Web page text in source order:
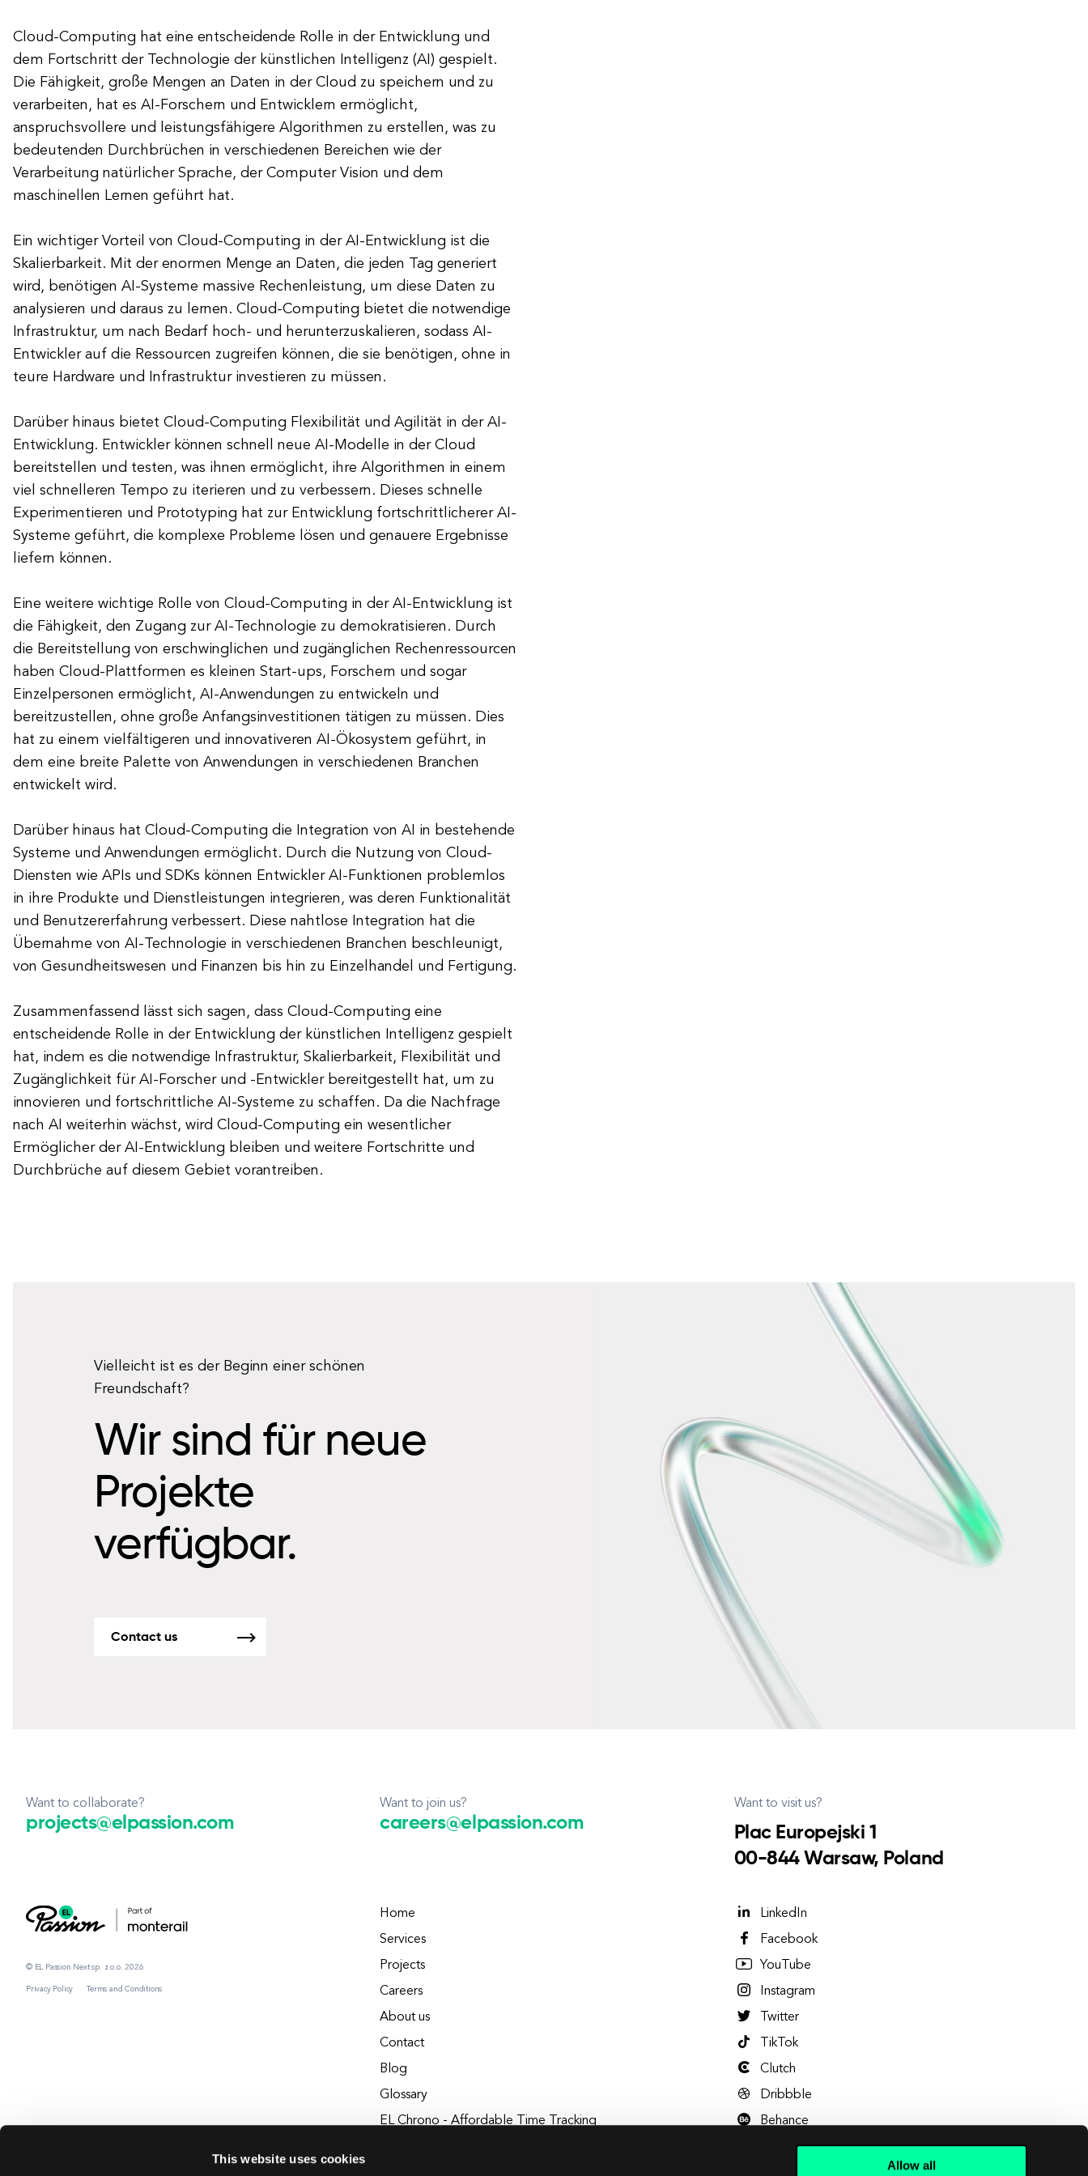
This website uses cookies Allow all
Cloud-Computing hat eine entscheidende Rolle in der Entwicklung und
dem Fortschritt der Technologie der künstlichen Intelligenz (AI) gespielt.
Die Fähigkeit, große Mengen an Daten in der Cloud zu speichern und zu
verarbeiten, hat es AI-Forschern und Entwicklern ermöglicht,
anspruchsvollere und leistungsfähigere Algorithmen zu erstellen, was zu
bedeutenden Durchbrüchen in verschiedenen Bereichen wie der
Verarbeitung natürlicher Sprache, der Computer Vision und dem
maschinellen Lernen geführt hat.
Ein wichtiger Vorteil von Cloud-Computing in der AI-Entwicklung ist die
Skalierbarkeit. Mit der enormen Menge an Daten, die jeden Tag generiert
wird, benötigen AI-Systeme massive Rechenleistung, um diese Daten zu
analysieren und daraus zu lernen. Cloud-Computing bietet die notwendige
Infrastruktur, um nach Bedarf hoch- und herunterzuskalieren, sodass AI-
Entwickler auf die Ressourcen zugreifen können, die sie benötigen, ohne in
teure Hardware und Infrastruktur investieren zu müssen.
Darüber hinaus bietet Cloud-Computing Flexibilität und Agilität in der AI-
Entwicklung. Entwickler können schnell neue AI-Modelle in der Cloud
bereitstellen und testen, was ihnen ermöglicht, ihre Algorithmen in einem
viel schnelleren Tempo zu iterieren und zu verbessern. Dieses schnelle
Experimentieren und Prototyping hat zur Entwicklung fortschrittlicherer AI-
Systeme geführt, die komplexe Probleme lösen und genauere Ergebnisse
liefern können.
Eine weitere wichtige Rolle von Cloud-Computing in der AI-Entwicklung ist
die Fähigkeit, den Zugang zur AI-Technologie zu demokratisieren. Durch
die Bereitstellung von erschwinglichen und zugänglichen Rechenressourcen
haben Cloud-Plattformen es kleinen Start-ups, Forschern und sogar
Einzelpersonen ermöglicht, AI-Anwendungen zu entwickeln und
bereitzustellen, ohne große Anfangsinvestitionen tätigen zu müssen. Dies
hat zu einem vielfältigeren und innovativeren AI-Ökosystem geführt, in
dem eine breite Palette von Anwendungen in verschiedenen Branchen
entwickelt wird.
Darüber hinaus hat Cloud-Computing die Integration von AI in bestehende
Systeme und Anwendungen ermöglicht. Durch die Nutzung von Cloud-
Diensten wie APIs und SDKs können Entwickler AI-Funktionen problemlos
in ihre Produkte und Dienstleistungen integrieren, was deren Funktionalität
und Benutzererfahrung verbessert. Diese nahtlose Integration hat die
Übernahme von AI-Technologie in verschiedenen Branchen beschleunigt,
von Gesundheitswesen und Finanzen bis hin zu Einzelhandel und Fertigung.
Zusammenfassend lässt sich sagen, dass Cloud-Computing eine
entscheidende Rolle in der Entwicklung der künstlichen Intelligenz gespielt
hat, indem es die notwendige Infrastruktur, Skalierbarkeit, Flexibilität und
Zugänglichkeit für AI-Forscher und -Entwickler bereitgestellt hat, um zu
innovieren und fortschrittliche AI-Systeme zu schaffen. Da die Nachfrage
nach AI weiterhin wächst, wird Cloud-Computing ein wesentlicher
Ermöglicher der AI-Entwicklung bleiben und weitere Fortschritte und
Durchbrüche auf diesem Gebiet vorantreiben.
Vielleicht ist es der Beginn einer schönen
Freundschaft?
Wir sind für neue
Projekte
verfügbar.
Contact us
Want to collaborate?
projects@elpassion.com
Want to join us?
careers@elpassion.com
Want to visit us?
Plac Europejski 1
00-844 Warsaw, Poland
© EL Passion Next sp. z o.o. 2026
Privacy Policy Terms and Conditions
Home
Services
Projects
Careers
About us
Contact
Blog
Glossary
EL Chrono - Affordable Time Tracking
LinkedIn
Facebook
YouTube
Instagram
Twitter
TikTok
Clutch
Dribbble
Behance